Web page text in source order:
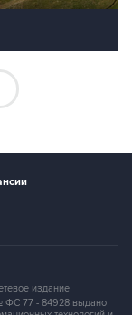
издание
ФС 77 - 84928 выдано